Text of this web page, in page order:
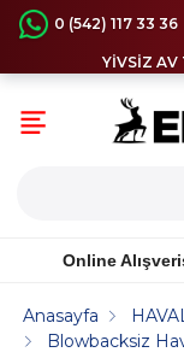
0 (542) 117 33 36
YİVSİZ AV
Online
Anasayfa
Blowbacksiz